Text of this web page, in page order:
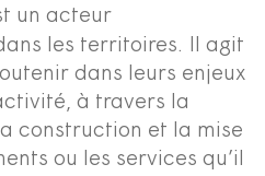
un acteur
les territoires. Il agit
dans leurs enjeux
à travers la
construction et la mise
ou les services qu’il